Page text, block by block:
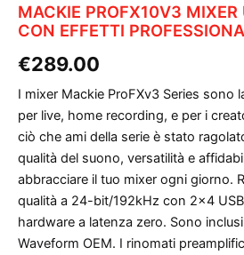
MACKIE PROFX10V3
CON EFFETTI
€289.00
I mixer Mackie ProFXv3 Series sono
per live, home recording, e per i
ciò che ami della serie è stato
qualità del suono, versatilità e
abbracciare il tuo mixer ogni giorno.
qualità a 24-bit/192kHz con 2×4
hardware a latenza zero. Sono
Waveform OEM. I rinomati